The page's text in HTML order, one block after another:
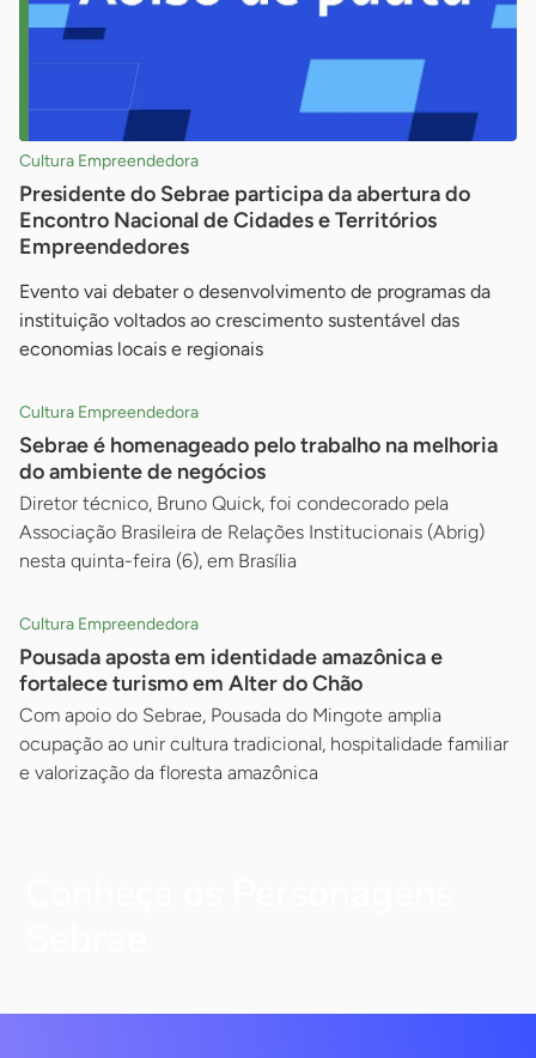
Cultura Empreendedora
Presidente do Sebrae participa da abertura do
Encontro Nacional de Cidades e Territórios
Empreendedores
Evento vai debater o desenvolvimento de programas da
instituição voltados ao crescimento sustentável das
economias locais e regionais
Cultura Empreendedora
Sebrae é homenageado pelo trabalho na melhoria
do ambiente de negócios
Diretor técnico, Bruno Quick, foi condecorado pela
Associação Brasileira de Relações Institucionais (Abrig)
nesta quinta-feira (6), em Brasília
Cultura Empreendedora
Pousada aposta em identidade amazônica e
fortalece turismo em Alter do Chão
Com apoio do Sebrae, Pousada do Mingote amplia
ocupação ao unir cultura tradicional, hospitalidade familiar
e valorização da floresta amazônica